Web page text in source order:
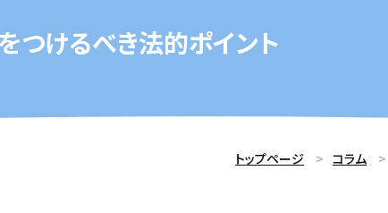
つけるべき法的ポイント
トップページ コラム